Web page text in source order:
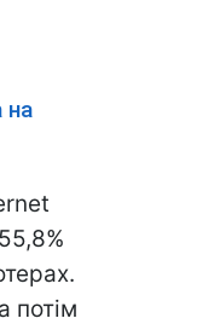
на
потім